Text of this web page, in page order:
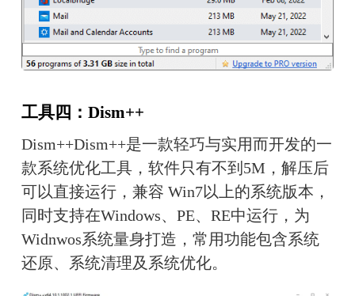
工具四：Dism++
Dism++Dism++是一款轻巧与实用而开发的一
款系统优化工具，软件只有不到5M，解压后
可以直接运行，兼容 Win7以上的系统版本，
同时支持在Windows、PE、RE中运行，为
Widnwos系统量身打造，常用功能包含系统
还原、系统清理及系统优化。